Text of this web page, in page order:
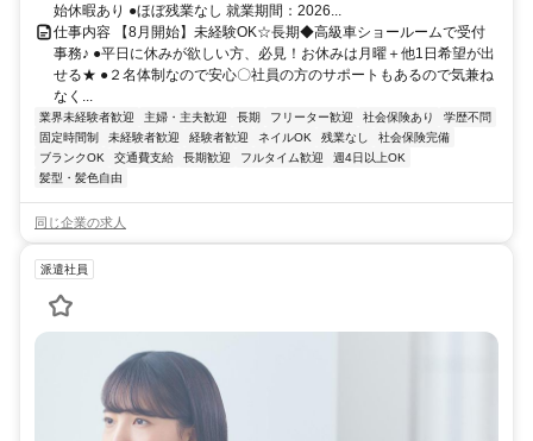
始休暇あり ●ほぼ残業なし 就業期間：2026...
仕事内容 【8月開始】未経験OK☆長期◆高級車ショールームで受付
事務♪ ●平日に休みが欲しい方、必見！お休みは月曜＋他1日希望が出
せる★ ●２名体制なので安心〇社員の方のサポートもあるので気兼ね
なく...
業界未経験者歓迎 主婦・主夫歓迎 長期 フリーター歓迎 社会保険あり
学歴不問
固定時間制
未経験者歓迎 経験者歓迎 ネイルOK 残業なし
社会保険完備
ブランクOK
交通費支給 長期歓迎 フルタイム歓迎
週4日以上OK
髪型・髪色自由
同じ企業の求人
派遣社員